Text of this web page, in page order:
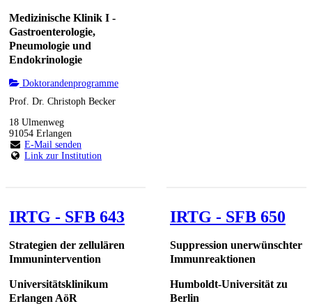
Medizinische Klinik I -
Gastroenterologie,
Pneumologie und
Endokrinologie
Doktorandenprogramme
Prof. Dr. Christoph Becker
18 Ulmenweg
91054 Erlangen
E-Mail senden
Link zur Institution
IRTG - SFB 643
Strategien der zellulären
Immunintervention
Universitätsklinikum
Erlangen AöR
IRTG - SFB 650
Suppression unerwünschter
Immunreaktionen
Humboldt-Universität zu
Berlin